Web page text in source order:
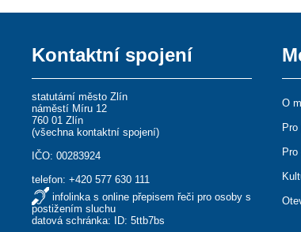
Kontaktní spojení
statutární město Zlín
náměstí Míru 12
760 01 Zlín
(všechna kontaktní spojení)
IČO: 00283924
telefon:+420 577 630 111
infolinka s online přepisem řeči pro osoby s
postižením sluchu
datová schránka: ID: 5ttb7bs
O